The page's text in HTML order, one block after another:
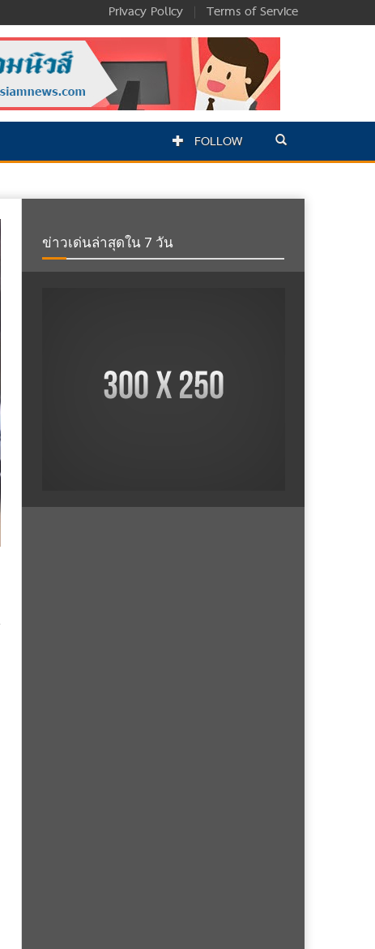
Privacy Policy | Terms of Service
FOLLOW
ข่าวเด่นล่าสุดใน 7 วัน